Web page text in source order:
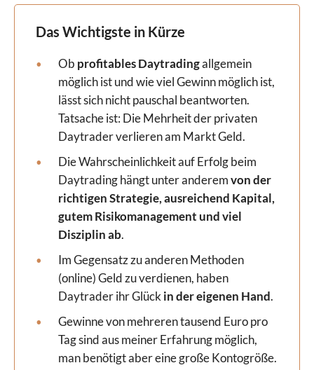
Das Wichtigste in Kürze
Ob profitables Daytradingallgemein
möglich ist und wie viel Gewinn möglich ist,
lässt sich nicht pauschal beantworten.
Tatsache ist: Die Mehrheit der privaten
Daytrader verlieren am Markt Geld.
Die Wahrscheinlichkeit auf Erfolg beim
Daytrading hängt unter anderemvon der
richtigen Strategie, ausreichend Kapital,
gutem Risikomanagement und viel
Disziplin ab.
Im Gegensatz zu anderen Methoden
(online) Geld zu verdienen, haben
Daytrader ihr Glückin der eigenen Hand.
Gewinne von mehreren tausend Euro pro
Tag sind aus meiner Erfahrung möglich,
man benötigt aber eine große Kontogröße.